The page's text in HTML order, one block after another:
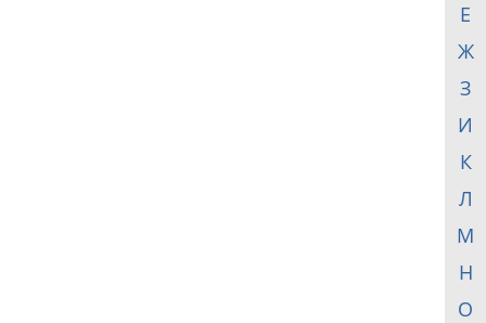
Е
Ж
З
И
К
Л
М
Н
О